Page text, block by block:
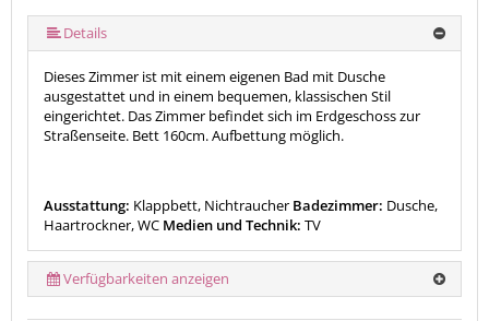
Details
Dieses Zimmer ist mit einem eigenen Bad mit Dusche
ausgestattet und in einem bequemen, klassischen Stil
eingerichtet. Das Zimmer befindet sich im Erdgeschoss zur
Straßenseite. Bett 160cm.Aufbettung möglich.
Ausstattung: Klappbett, Nichtraucher Badezimmer: Dusche,
Haartrockner, WC Medien und Technik: TV
Verfügbarkeiten anzeigen